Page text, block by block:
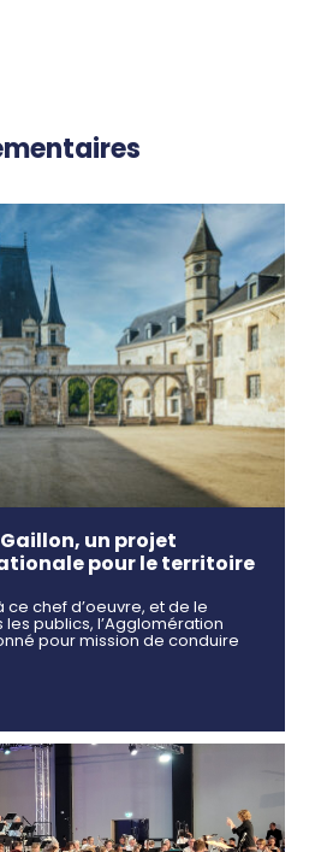
un projet
pour le territoire
ce chef d’oeuvre, et de le
publics, l’Agglomération
pour mission de conduire